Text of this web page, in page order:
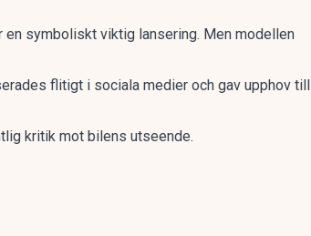
en symboliskt viktig lansering. Men modellen
flitigt i sociala medier och gav upphov till
kritik mot bilens utseende.